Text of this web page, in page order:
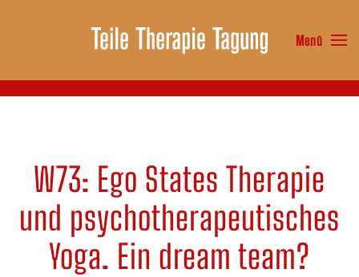
Zum Hauptinhalt springen Menü
W73: Ego States Therapie
und psychotherapeutisches
Yoga. Ein dream team?